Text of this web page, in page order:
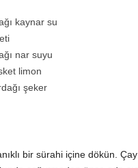
kaynar su
nar suyu
limon
şeker
bir sürahi içine dökün.